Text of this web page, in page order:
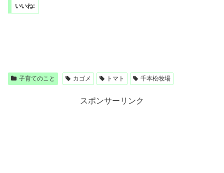
いいね:
子育てのこと カゴメ トマト 千本松牧場
スポンサーリンク